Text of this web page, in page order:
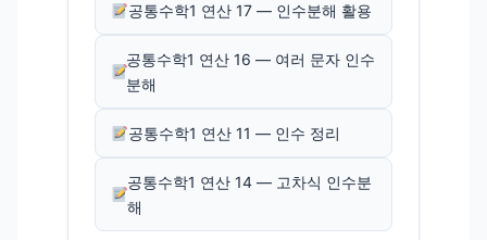
공통수학1 연산 17 — 인수분해 활용
공통수학1 연산 16 — 여러 문자 인수
분해
공통수학1 연산 11 — 인수 정리
공통수학1 연산 14 — 고차식 인수분
해